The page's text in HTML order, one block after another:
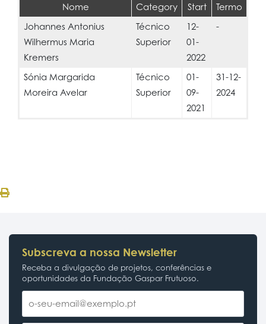
Nome Category Start
Termo
Johannes Antonius
Wilhermus Maria
Kremers
Técnico
Superior
12-
01-
2022
-
Sónia Margarida
Moreira Avelar
Técnico
Superior
01-
09-
2021
31-12-
2024
Subscreva a nossa Newsletter
Receba a divulgação de projetos, conferências e
oportunidades da Fundação Gaspar Frutuoso.